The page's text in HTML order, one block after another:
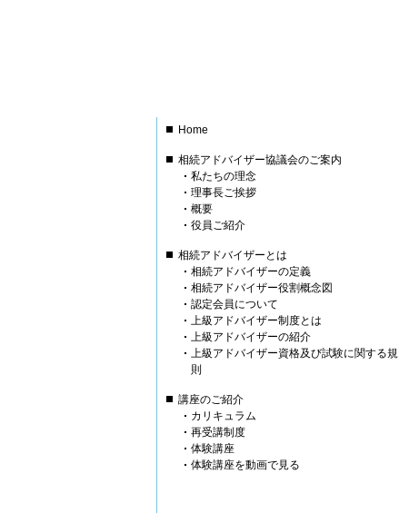
Home
相続アドバイザー協議会のご案内
私たちの理念
理事長ご挨拶
概要
役員ご紹介
相続アドバイザーとは
相続アドバイザーの定義
相続アドバイザー役割概念図
認定会員について
上級アドバイザー制度とは
上級アドバイザーの紹介
上級アドバイザー資格及び試験に関する規
則
講座のご紹介
カリキュラム
再受講制度
体験講座
体験講座を動画で見る